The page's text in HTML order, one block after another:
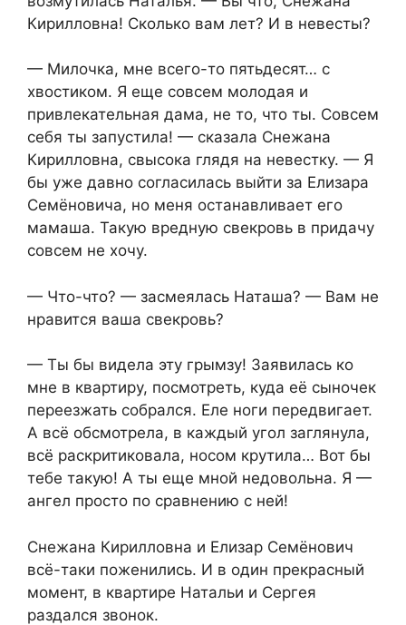
Кирилловна! Сколько вам лет? И в невесты?
— Милочка, мне всего-то пятьдесят… с
хвостиком. Я еще совсем молодая и
привлекательная дама, не то, что ты. Совсем
себя ты запустила! — сказала Снежана
Кирилловна, свысока глядя на невестку. — Я
бы уже давно согласилась выйти за Елизара
Семёновича, но меня останавливает его
мамаша. Такую вредную свекровь в придачу
совсем не хочу.
— Что-что? — засмеялась Наташа? — Вам не
нравится ваша свекровь?
— Ты бы видела эту грымзу! Заявилась ко
мне в квартиру, посмотреть, куда её сыночек
переезжать собрался. Еле ноги передвигает.
А всё обсмотрела, в каждый угол заглянула,
всё раскритиковала, носом крутила… Вот бы
тебе такую! А ты еще мной недовольна. Я —
ангел просто по сравнению с ней!
Снежана Кирилловна и Елизар Семёнович
всё-таки поженились. И в один прекрасный
момент, в квартире Натальи и Сергея
раздался звонок.